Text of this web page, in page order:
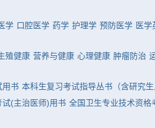
学 口腔医学 药学 护理学 预防医学 医学
殖健康 营养与健康 心理健康 肿瘤防治
用书 本科生复习考试指导丛书（含研究
(主治医师)用书 全国卫生专业技术资格